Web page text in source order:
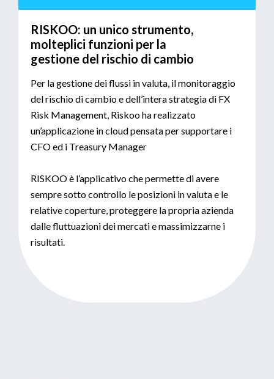
RISKOO: un unico strumento,
molteplici funzioni per la
gestione del rischio di cambio
Per la gestione dei flussi in valuta, il monitoraggio
del rischio di cambio e dell’intera strategia di FX
Risk Management, Riskoo ha realizzato
un’applicazione in cloud pensata per supportare i
CFO ed i Treasury Manager
RISKOO è l’applicativo che permette di avere
sempre sotto controllo le posizioni in valuta e le
relative coperture, proteggere la propria azienda
dalle fluttuazioni dei mercati e massimizzarne i
risultati.